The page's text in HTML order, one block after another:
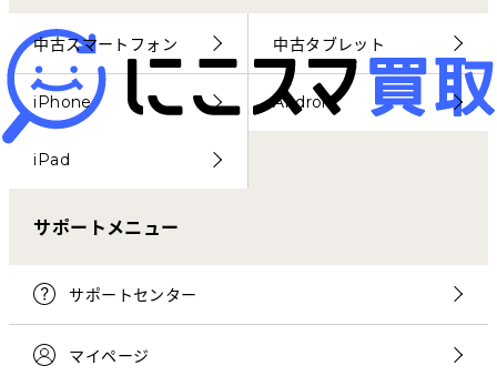
マイページ
中古スマートフォン 中古タブレット
iPhone Android
iPad
サポートメニュー
サポートセンター
マイページ